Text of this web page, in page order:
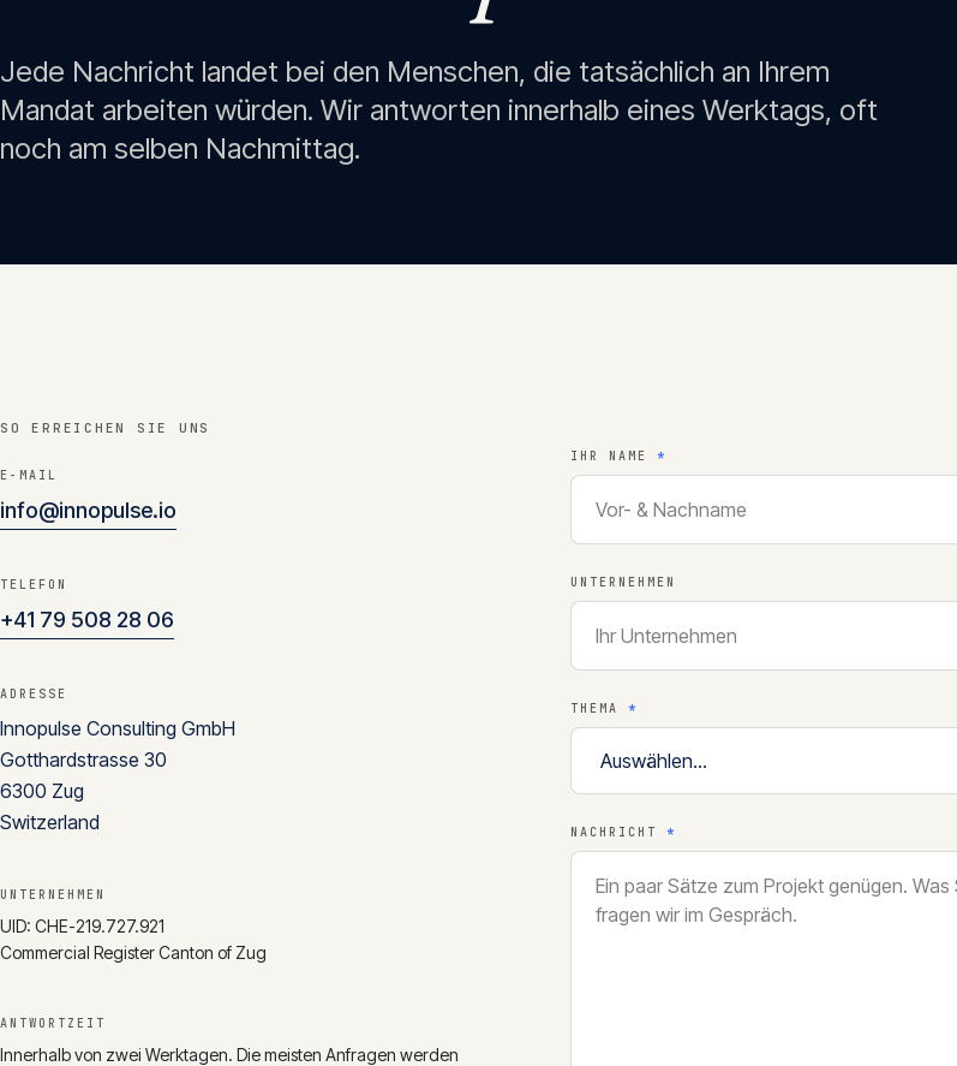
Jede Nachricht landet bei den Menschen, die tatsächlich an Ihrem
Mandat arbeiten würden. Wir antworten innerhalb eines Werktags, oft
noch am selben Nachmittag.
SO ERREICHEN SIE UNS
E-MAIL
info@innopulse.io
TELEFON
+41 79 508 28 06
ADRESSE
Innopulse Consulting GmbH
Gotthardstrasse 30
6300 Zug
Switzerland
UNTERNEHMEN
UID: CHE-219.727.921
Commercial Register Canton of Zug
ANTWORTZEIT
Innerhalb von zwei Werktagen. Die meisten Anfragen werden
IHR NAME *
UNTERNEHMEN
THEMA *
NACHRICHT *